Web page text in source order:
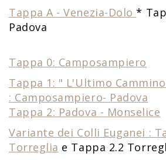
Tappa A - Venezia-Dolo*
Padova
Tappa 0: Camposampiero
Tappa 1: " L'Ultimo
: Camposampiero- Padova
Tappa 2: Padova - Monselice
Variante dei Colli Euganei :
Torreglia e Tappa 2.2